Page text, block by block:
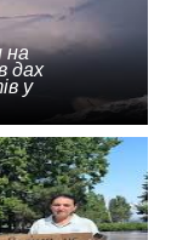
на
дах
у